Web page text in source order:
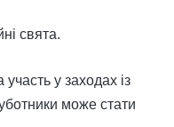
свята.
у заходах із
може стати